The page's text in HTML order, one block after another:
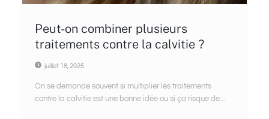
Peut-on combiner plusieurs
traitements contre la calvitie ?
juillet 18, 2025
On se demande souvent si multiplier les traitements
contre la calvitie est une bonne idée ou si ça risque de...